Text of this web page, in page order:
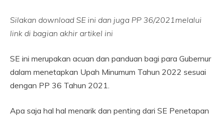
Silakan download SE ini dan juga PP 36/2021melalui
link di bagian akhir artikel ini
SE ini merupakan acuan dan panduan bagi para Gubernur
dalam menetapkan Upah Minumum Tahun 2022 sesuai
dengan PP 36 Tahun 2021.
Apa saja hal hal menarik dan penting dari SE Penetapan